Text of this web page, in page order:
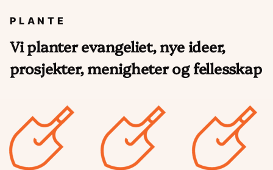
PLANTE
Vi planter evangeliet, nye ideer,
prosjekter, menigheter og fellesskap